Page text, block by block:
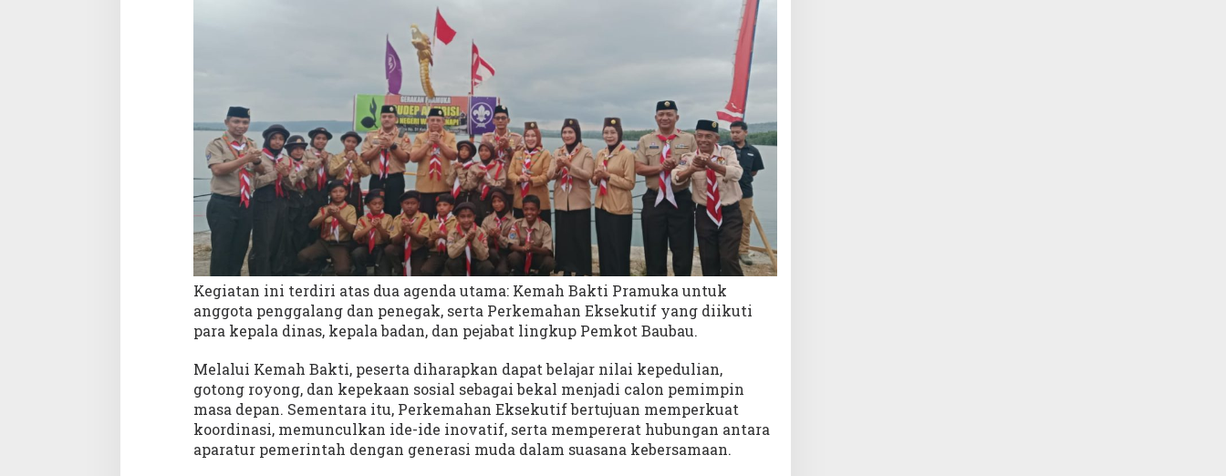
Kegiatan ini terdiri atas dua agenda utama: Kemah Bakti Pramuka untuk
anggota penggalang dan penegak, serta Perkemahan Eksekutif yang diikuti
para kepala dinas, kepala badan, dan pejabat lingkup Pemkot Baubau.
Melalui Kemah Bakti, peserta diharapkan dapat belajar nilai kepedulian,
gotong royong, dan kepekaan sosial sebagai bekal menjadi calon pemimpin
masa depan. Sementara itu, Perkemahan Eksekutif bertujuan memperkuat
koordinasi, memunculkan ide-ide inovatif, serta mempererat hubungan antara
aparatur pemerintah dengan generasi muda dalam suasana kebersamaan.